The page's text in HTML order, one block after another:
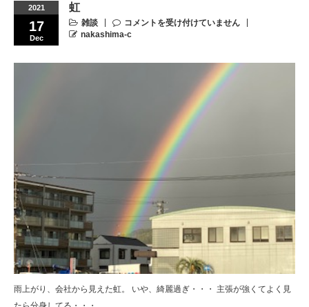
2021
17
Dec
虹
雑談
コメントを受け付けていません
nakashima-c
雨上がり、会社から見えた虹。 いや、綺麗過ぎ・・・ 主張が強くてよく見